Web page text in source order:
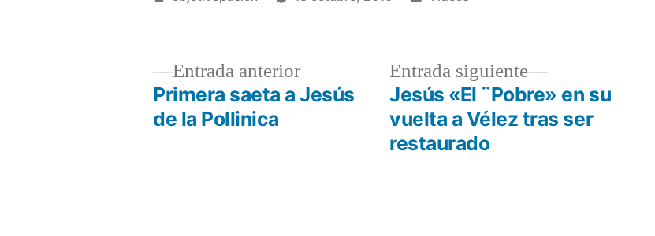
Navegación
Entrada anteriorEntrada
anterior:
Primera saeta a Jesús
de la Pollinica
Entrada siguiente
Entrada
siguiente:
Jesús «El ¨Pobre» en su
vuelta a Vélez tras ser
restaurado